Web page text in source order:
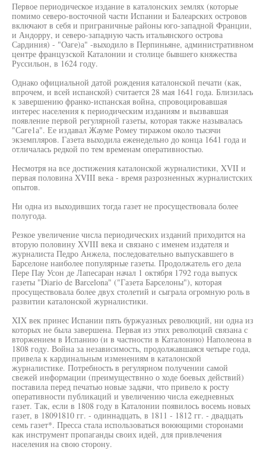
Первое периодическое издание в каталонских землях (которые
помимо северо-восточной части Испании и Балеарских островов
включают в себя и приграничные районы юго-западной Франции,
и Андорру, и северо-западную часть итальянского острова
Сардиния) - "Оаге)а" -выходило в Перпиньяне, административном
центре французской Каталонии и столице бывшего княжества
Руссильон, в 1624 году.
Однако официальной датой рождения каталонской печати (как,
впрочем, и всей испанской) считается 28 мая 1641 года. Близилась
к завершению франко-испанская война, спровоцировавшая
интерес населения к периодическим изданиям и вызвавшая
появление первой регулярной газеты, которая также называлась
"Саге1а". Ее издавал Жауме Ромеу тиражом около тысячи
экземпляров. Газета выходила еженедельно до конца 1641 года и
отличалась редкой по тем временам оперативностью.
Несмотря на все достижения каталонской журналистики, XVII и
первая половина XVIII века - время разрозненных журналистских
опытов.
Ни одна из выходивших тогда газет не просуществовала более
полугода.
Резкое увеличение числа периодических изданий приходится на
вторую половину XVIII века и связано с именем издателя и
журналиста Педро Анжела, последовательно выпускавшего в
Барселоне наиболее популярные газеты. Продолжатель его дела
Пере Пау Усон де Лапесаран начал 1 октября 1792 года выпуск
газеты "Diario de Barcelona" ("Газета Барселоны"), которая
просуществовала более двух столетий и сыграла огромную роль в
развитии каталонской журналистики.
XIX век принес Испании пять буржуазных революций, ни одна из
которых не была завершена. Первая из этих революций связана с
вторжением в Испанию (и в частности в Каталонию) Наполеона в
1808 году. Война за независимость, продолжавшаяся четыре года,
привела к кардинальным изменениям в каталонской
журналистике. Потребность в регулярном получении самой
свежей информации (преимуществнно о ходе боевых действий)
поставила перед печатью новые задачи, что привело к росту
оперативности публикаций и увеличению числа ежедневных
газет. Так, если в 1808 году в Каталонии появилось восемь новых
газет, в 18091810 гг. - одиннадцать, в 1811 - 1812 гг. - двадцать
семь газет*. Пресса стала использоваться воюющими сторонами
как инструмент пропаганды своих идей, для привлечения
населения на свою сторону.